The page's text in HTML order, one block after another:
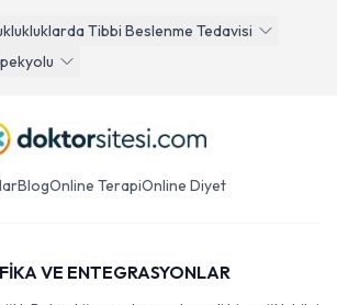
Tibbi Beslenme Tedavisi
BlogOnline TerapiOnline Diyet
VE ENTEGRASYONLAR